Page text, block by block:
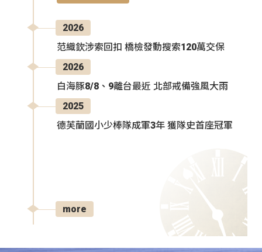
2026
范織欽涉索回扣 橋檢發動搜索120萬交保
2026
白海豚8/8、9離台最近 北部戒備強風大雨
2025
德芙蘭國小少棒隊成軍3年 獲隊史首座冠軍
more